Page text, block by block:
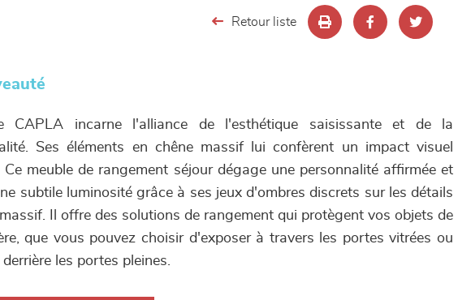
Retour liste
CAPLA incarne l'alliance de l'esthétique saisissante et de la
Ses éléments en chêne massif lui confèrent un impact visuel
Ce meuble de rangement séjour dégage une personnalité affirmée et
subtile luminosité grâce à ses jeux d'ombres discrets sur les détails
Il offre des solutions de rangement qui protègent vos objets de
que vous pouvez choisir d'exposer à travers les portes vitrées ou
les portes pleines.